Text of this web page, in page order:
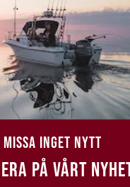
MISSA INGET NYTT
PÅ VÅRT